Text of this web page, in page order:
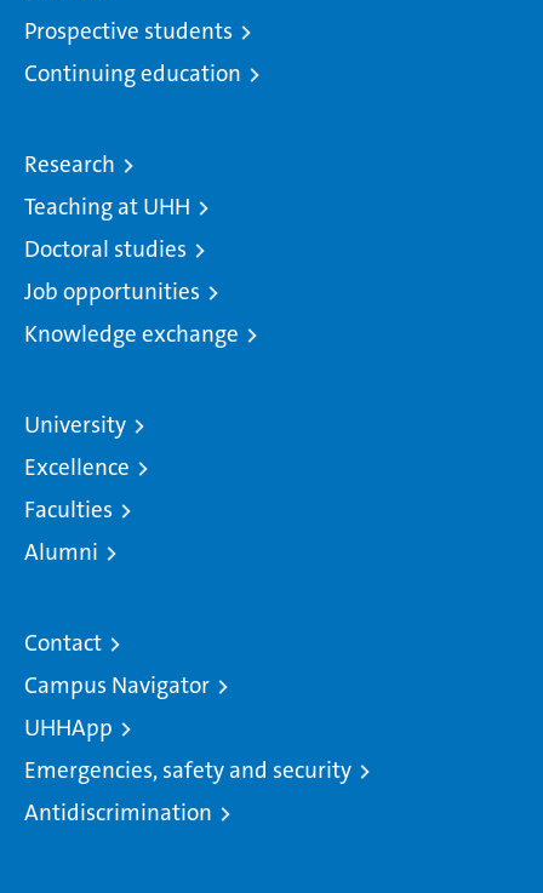
Prospective students
Continuing education
Research
Teaching at UHH
Doctoral studies
Job opportunities
Knowledge exchange
University
Excellence
Faculties
Alumni
Contact
Campus Navigator
UHHApp
Emergencies, safety and security
Antidiscrimination